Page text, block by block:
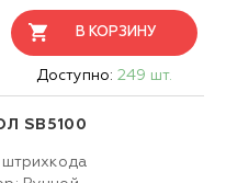
В КОРЗИНУ
Доступно: 249 шт.
SB5100
штрихкода